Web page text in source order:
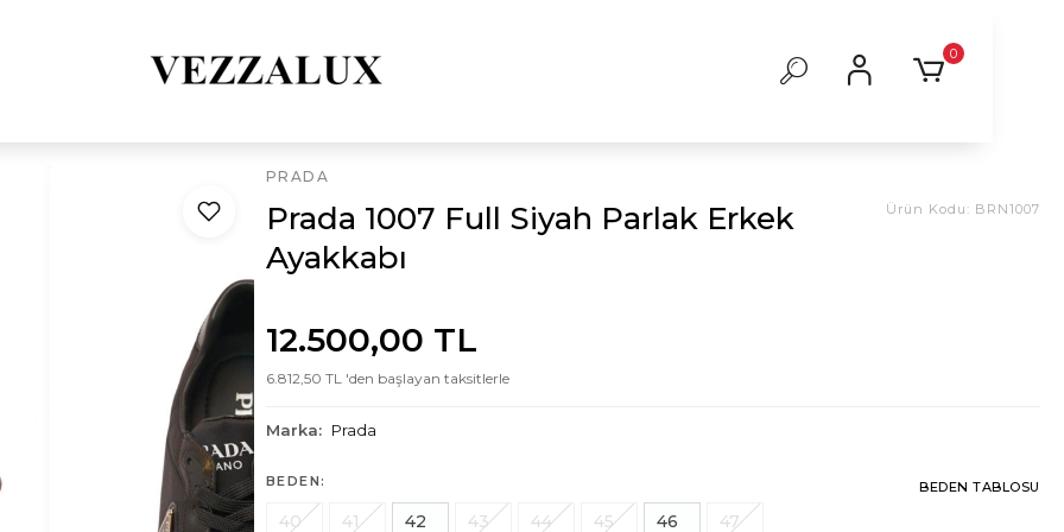
0
PRADA
Prada 1007 Full Siyah Parlak Erkek
Ayakkabı
Ürün Kodu: BRN1007
12.500,00 TL
6.812,50 TL 'den başlayan taksitlerle
Marka: Prada
BEDEN: BEDEN TABLOSU
40 41 42 43 44 45 46 47